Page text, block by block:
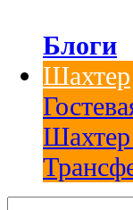
Блоги
Шахтер